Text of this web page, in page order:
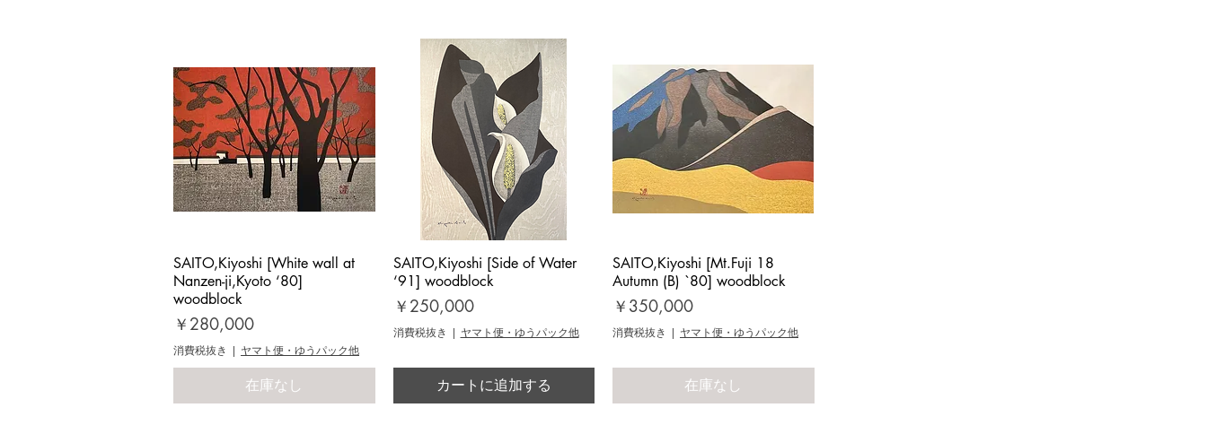
クイックビュー
SAITO,Kiyoshi [White wall at
Nanzen-ji,Kyoto ‘80]
woodblock
価格
￥280,000
消費税抜き | ヤマト便・ゆうパック他
在庫なし
クイックビュー
SAITO,Kiyoshi [Side of Water
‘91] woodblock
価格
￥250,000
消費税抜き | ヤマト便・ゆうパック他
カートに追加する
クイックビュー
SAITO,Kiyoshi [Mt.Fuji 18
Autumn (B) `80] woodblock
価格
￥350,000
消費税抜き | ヤマト便・ゆうパック他
在庫なし